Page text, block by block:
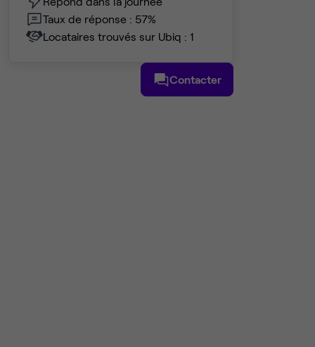
Taux de réponse : 57%
Locataires trouvés sur Ubiq : 1
Contacter